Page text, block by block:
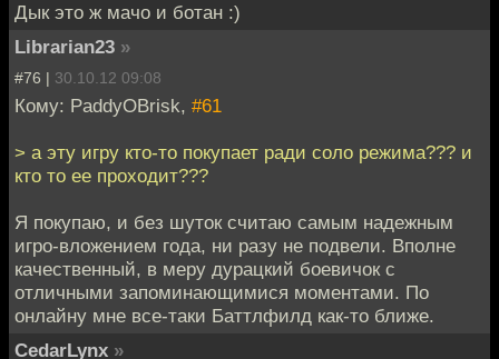
Дык это ж мачо и ботан :)
Librarian23 »
#76 | 30.10.12 09:08
Кому: PaddyOBrisk, #61
> а эту игру кто-то покупает ради соло режима??? и
кто то ее проходит???
Я покупаю, и без шуток считаю самым надежным
игро-вложением года, ни разу не подвели. Вполне
качественный, в меру дурацкий боевичок с
отличными запоминающимися моментами. По
онлайну мне все-таки Баттлфилд как-то ближе.
CedarLynx »